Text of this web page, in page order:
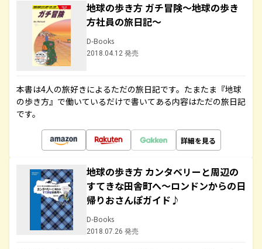
地球の歩き方 ガチ冒険～地球の歩き
方社員の旅日記～
D-Books
2018.04.12 発売
本書は4人の旅好きによるただの旅日記です。たまたま『地球
の歩き方』で働いているだけで書いてある内容はただの旅日記
です。
詳細を見る
地球の歩き方 カンタベリーと周辺の
すてきな田舎町へ～ロンドンからの日
帰りおさんぽガイド♪
D-Books
2018.07.26 発売